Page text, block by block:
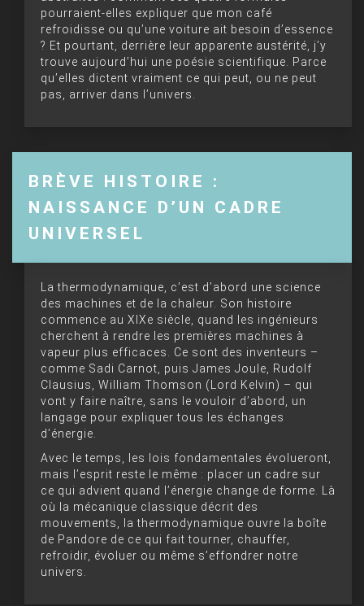
pourraient-elles expliquer que mon café
refroidisse ou qu’une voiture ait besoin d’essence
? Et pourtant, derrière leur apparente austérité, j’y
trouve aujourd’hui une poésie scientifique. Parce
qu’elles dictent vraiment ce qui peut, ou ne peut
pas, arriver dans l’univers.
BRÈVE HISTOIRE :
NAISSANCE D’UN CADRE
UNIVERSEL
La thermodynamique, c’est d’abord une science
des machines et de la chaleur. Son histoire
commence au XIXe siècle, quand les ingénieurs
cherchent à rendre les premières machines à
vapeur plus efficaces. Ce sont des inventeurs –
comme Sadi Carnot, puis James Joule, Rudolf
Clausius, William Thomson (Lord Kelvin) – qui
vont y faire naître, sans le vouloir d’abord, un
langage pour expliquer tous les échanges
d’énergie.
Avec le temps, les lois fondamentales évolueront,
mais l’esprit reste le même : placer un cadre sur
ce qui advient quand l’énergie change de forme. Là
où la mécanique classique décrit des
mouvements, la thermodynamique ouvre la boîte
de Pandore de ce qui fait tourner, chauffer,
refroidir, évoluer ou même s’effondrer notre
univers.